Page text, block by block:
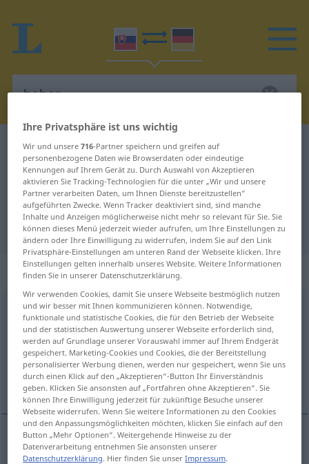
Slowakisch-Deutsch Wörterbuch bobor
Slowakisch-Deutsch Übersetzung
für "bobor"
"bobor" Deutsch Übersetzung
„bobor“: maskulin
boborm
Übersicht aller Übersetzungen
(Für mehr Details die Übersetzung anklicken/antippen)
Biber
Biber bobor
Ihre Privatsphäre ist uns wichtig
Wir und unsere716-Partner speichern und greifen auf
personenbezogene Daten wie Browserdaten oder eindeutige
Kennungen auf Ihrem Gerät zu. Durch Auswahl von Akzeptieren
aktivieren Sie Tracking-Technologien für die unter „Wir und unsere
Partner verarbeiten Daten, um Ihnen Dienste bereitzustellen“
aufgeführten Zwecke. Wenn Tracker deaktiviert sind, sind manche
Inhalte und Anzeigen möglicherweise nicht mehr so relevant für Sie. Sie
können dieses Menü jederzeit wieder aufrufen, um Ihre Einstellungen zu
ändern oder Ihre Einwilligung zu widerrufen, indem Sie auf den Link
Privatsphäre-Einstellungen am unteren Rand der Webseite klicken. Ihre
Einstellungen gelten innerhalb unseres Website. Weitere Informationen
finden Sie in unserer Datenschutzerklärung.
Wir verwenden Cookies, damit Sie unsere Webseite bestmöglich nutzen
und wir besser mit Ihnen kommunizieren können. Notwendige,
funktionale und statistische Cookies, die für den Betrieb der Webseite
und der statistischen Auswertung unserer Webseite erforderlich sind,
werden auf Grundlage unserer Vorauswahl immer auf Ihrem Endgerät
gespeichert. Marketing-Cookies und Cookies, die der Bereitstellung
personalisierter Werbung dienen, werden nur gespeichert, wenn Sie uns
durch einen Klick auf den „Akzeptieren“-Button Ihr Einverständnis
geben. Klicken Sie ansonsten auf „Fortfahren ohne Akzeptieren“. Sie
können Ihre Einwilligung jederzeit für zukünftige Besuche unserer
Webseite widerrufen. Wenn Sie weitere Informationen zu den Cookies
und den Anpassungsmöglichkeiten möchten, klicken Sie einfach auf den
Button „Mehr Optionen“. Weitergehende Hinweise zu der
Datenverarbeitung entnehmen Sie ansonsten unserer
Datenschutzerklärung. Hier finden Sie unserImpressum.